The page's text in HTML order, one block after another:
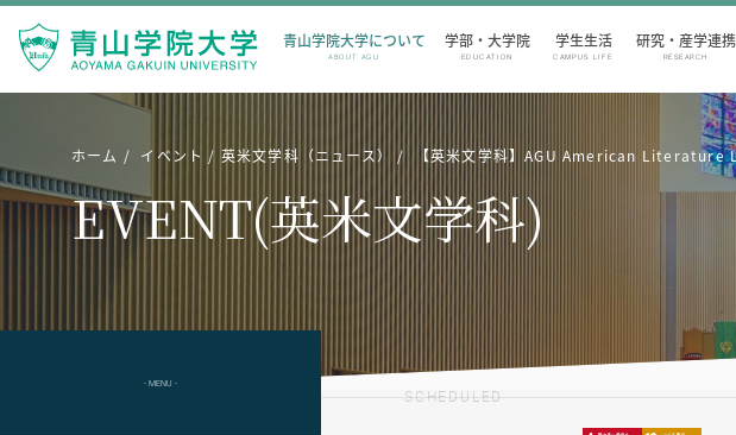
青山学院大学について
ABOUT AGU
学部・大学院
EDUCATION
学生生活
CAMPUS LIFE
研究・産学連携
RESEARCH
ホーム イベント 英米文学科（ニュース） 【英米文学科】AGU American Literature
EVENT(英米文学科)
- MENU -
SCHEDULED